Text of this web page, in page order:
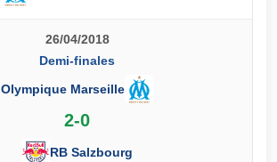
26/04/2018
Demi-finales
Olympique Marseille
2-0
RB Salzbourg